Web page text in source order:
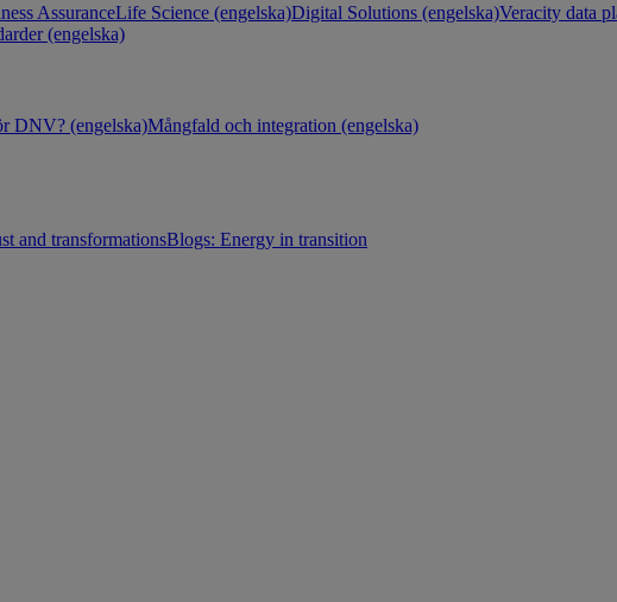
AssuranceLife Science (engelska)Digital Solutions (engelska)Veracity data
(engelska)
DNV? (engelska)Mångfald och integration (engelska)
and transformationsBlogs: Energy in transition